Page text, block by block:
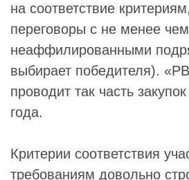
на соответствие
переговоры с не менее
неаффилированными
выбирает победителя).
проводит так часть
года.
Критерии соответствия
требованиям довольно